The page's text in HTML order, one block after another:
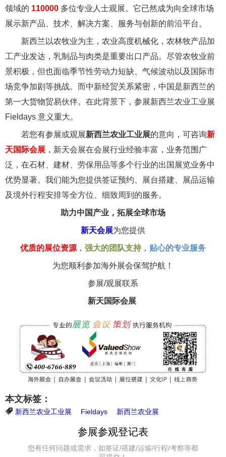
领域的 110000 多位专业人士观展。它已然成为向全球市场
展示新产品、技术、解决方案、服务与创新的前沿平台。
新西兰以农牧业为主，农业高度机械化，农林牧产品加
工产业发达，乳制品与肉类是重要出口产品。尽管农牧业前
景积极，但也面临季节性劳动力短缺、气候波动以及国际市
场竞争加剧等挑战。而中新经贸关系紧密，中国是新西兰的
第一大货物贸易伙伴。在此背景下，参展新西兰农业工业展
Fieldays 意义重大。
若您有参展或观展新西兰农业工业展的意向，可咨询新
天国际会展 ，新天会展在会展行业经验丰富，业务范围广
泛，在石材、建材、劳保用品等多个行业的出国展览业务中
优势显著。我们能为您提供签证预约、展台搭建、展品运输
及境外行程安排等全方位、细致周到的服务。
助力中国产业，拓展全球市场
新天会展为您提供
优质的展位资源 ， 强大的团队支持， 贴心的专业服务
为您顺利参加海外展会保驾护航！
参展/观展联系
新天国际会展
本文标签：
新西兰农业工业展 Fieldays 新西兰农业展